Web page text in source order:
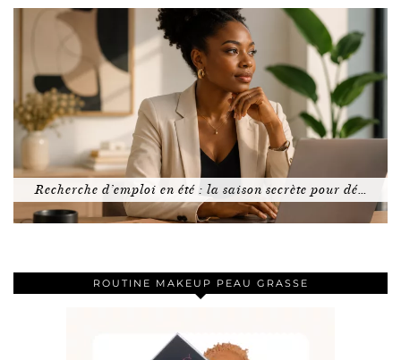
Recherche d’emploi en été : la saison secrète pour dé…
ROUTINE MAKEUP PEAU GRASSE